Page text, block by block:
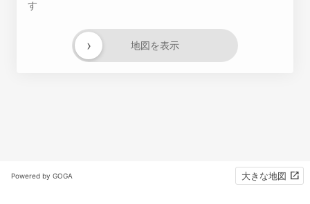
す
地図を表示
›
Powered by GOGA 大きな地図